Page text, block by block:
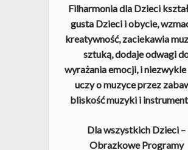
Filharmonia dla Dzieci
gusta Dzieci i obycie,
kreatywność, zaciekawia
sztuką, dodaje odwagi
wyrażania emocji, i niezwykle
uczy o muzyce przez
bliskość muzyki i
Dla wszystkich Dzieci –
Obrazkowe Programy